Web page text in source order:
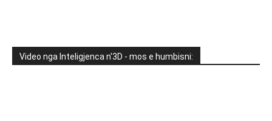
Video nga Inteligjenca n'3D - mos e humbisni: